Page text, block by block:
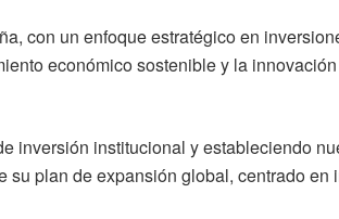
con un enfoque estratégico en
económico sostenible y la
inversión institucional y estableciendo
plan de expansión global, centrado en